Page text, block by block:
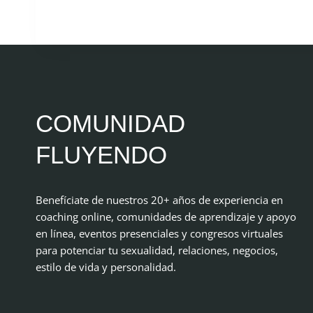
COMUNIDAD
FLUYENDO
Benefíciate de nuestros 20+ años de experiencia en
coaching online, comunidades de aprendizaje y apoyo
en línea, eventos presenciales y congresos virtuales
para potenciar tu sexualidad, relaciones, negocios,
estilo de vida y personalidad.